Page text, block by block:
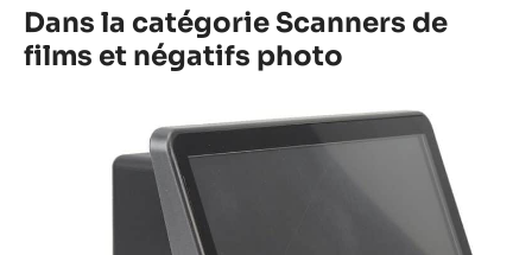
Dans la catégorie Scanners de
films et négatifs photo